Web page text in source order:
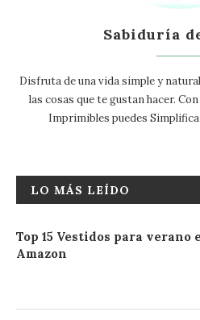
Sabiduría
Disfruta de una vida simple y
las cosas que te gustan hacer.
Imprimibles puedes
LO MÁS LEÍDO
Top 15 Vestidos para verano
Amazon